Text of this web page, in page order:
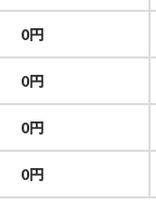
0円
0円
0円
0円